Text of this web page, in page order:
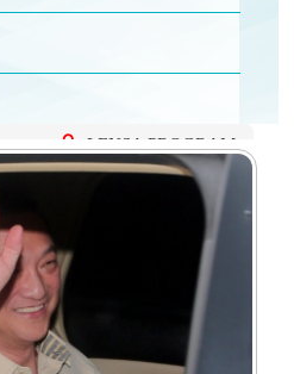
LENSA PROGRAM